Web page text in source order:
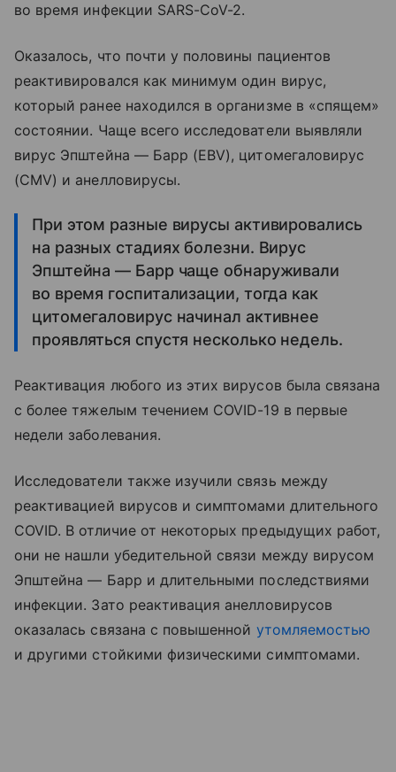
во время инфекции SARS-CoV-2.
Оказалось, что почти у половины пациентов
реактивировался как минимум один вирус,
который ранее находился в организме в «спящем»
состоянии. Чаще всего исследователи выявляли
вирус Эпштейна — Барр (EBV), цитомегаловирус
(CMV) и анелловирусы.
При этом разные вирусы активировались
на разных стадиях болезни. Вирус
Эпштейна — Барр чаще обнаруживали
во время госпитализации, тогда как
цитомегаловирус начинал активнее
проявляться спустя несколько недель.
Реактивация любого из этих вирусов была связана
с более тяжелым течением COVID-19 в первые
недели заболевания.
Исследователи также изучили связь между
реактивацией вирусов и симптомами длительного
COVID. В отличие от некоторых предыдущих работ,
они не нашли убедительной связи между вирусом
Эпштейна — Барр и длительными последствиями
инфекции. Зато реактивация анелловирусов
оказалась связана с повышенной утомляемостью
и другими стойкими физическими симптомами.